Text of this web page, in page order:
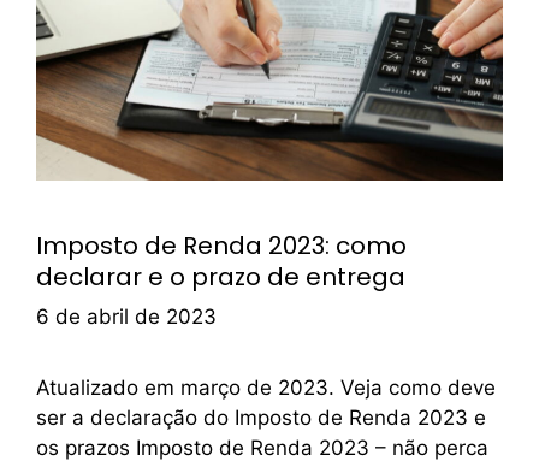
Imposto de Renda 2023: como
declarar e o prazo de entrega
6 de abril de 2023
Atualizado em março de 2023. Veja como deve
ser a declaração do Imposto de Renda 2023 e
os prazos Imposto de Renda 2023 – não perca